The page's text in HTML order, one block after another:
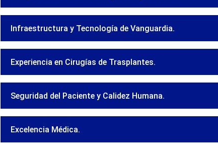
Infraestructura y Tecnología de Vanguardia.
Experiencia en Cirugías de Trasplantes.
Seguridad del Paciente y Calidez Humana.
Excelencia Médica.